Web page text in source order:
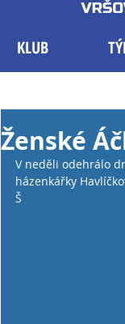
KLUB
Ženské
V neděli odehrálo
házenkářky
Š